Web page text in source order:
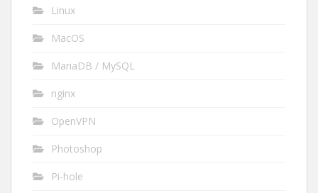
Linux
MacOS
MariaDB / MySQL
nginx
OpenVPN
Photoshop
Pi-hole